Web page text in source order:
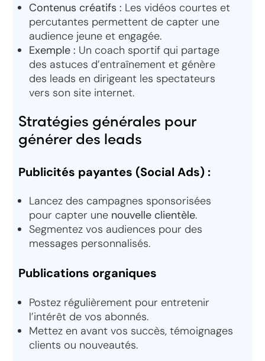
Contenus créatifs : Les vidéos courtes et
percutantes permettent de capter une
audience jeune et engagée.
Exemple : Un coach sportif qui partage
des astuces d’entraînement et génère
des leads en dirigeant les spectateurs
vers son site internet.
Stratégies générales pour
générer des leads
Publicités payantes (Social Ads) :
Lancez des campagnes sponsorisées
pour capter une nouvelle clientèle.
Segmentez vos audiences pour des
messages personnalisés.
Publications organiques
Postez régulièrement pour entretenir
l’intérêt de vos abonnés.
Mettez en avant vos succès, témoignages
clients ou nouveautés.